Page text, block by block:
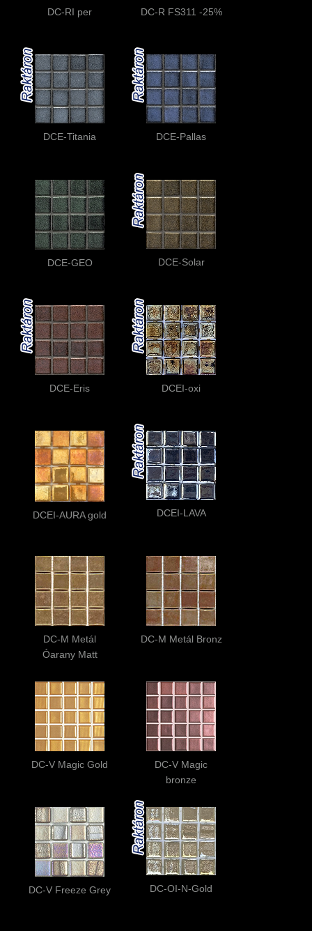
DC-RI per DC-R FS311 -25%
DCE-Titania DCE-Pallas
DCE-GEO DCE-Solar
DCE-Eris DCEI-oxi
DCEI-AURA gold DCEI-LAVA
DC-M Metál
Óarany Matt
DC-M Metál Bronz
DC-V Magic Gold
DC-V Magic
bronze
DC-V Freeze Grey DC-OI-N-Gold